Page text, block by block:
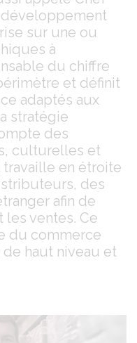
sur une ou
à
du chiffre
et définit
adaptés aux
stratégie
des
culturelles et
en étroite
des
afin de
ventes. Ce
du commerce
haut niveau et